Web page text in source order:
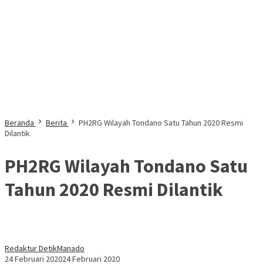
Beranda Berita
PH2RG Wilayah Tondano Satu Tahun 2020 Resmi
Dilantik
PH2RG Wilayah Tondano Satu
Tahun 2020 Resmi Dilantik
Redaktur DetikManado
24 Februari 202024 Februari 2020